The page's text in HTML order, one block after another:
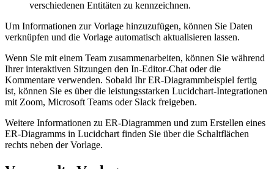
verschiedenen Entitäten zu kennzeichnen.
Um Informationen zur Vorlage hinzuzufügen, können Sie Daten
verknüpfen und die Vorlage automatisch aktualisieren lassen.
Wenn Sie mit einem Team zusammenarbeiten, können Sie während
Ihrer interaktiven Sitzungen den In-Editor-Chat oder die
Kommentare verwenden. Sobald Ihr ER-Diagrammbeispiel fertig
ist, können Sie es über die leistungsstarken Lucidchart-Integrationen
mit Zoom, Microsoft Teams oder Slack freigeben.
Weitere Informationen zu ER-Diagrammen und zum Erstellen eines
ER-Diagramms in Lucidchart finden Sie über die Schaltflächen
rechts neben der Vorlage.